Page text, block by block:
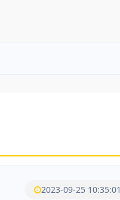
2023-09-25 10:35:01